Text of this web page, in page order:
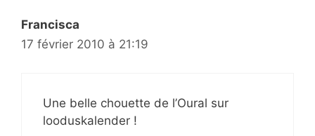
Francisca
17 février 2010 à 21:19
Une belle chouette de l’Oural sur
looduskalender !